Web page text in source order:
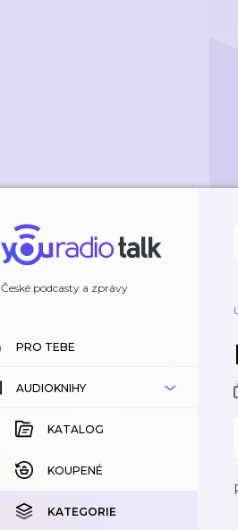
České podcasty a zprávy
PRO TEBE
AUDIOKNIHY
KATALOG
KOUPENÉ
KATEGORIE